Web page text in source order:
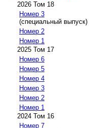
2026 Том 18
Номер 3
(специальный выпуск)
Номер 2
Номер 1
2025 Том 17
Номер 6
Номер 5
Номер 4
Номер 3
Номер 2
Номер 1
2024 Том 16
Номер 7